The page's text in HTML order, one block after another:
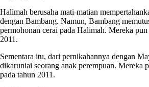
Halimah berusaha mati-matian
dengan Bambang. Namun, Bambang
permohonan cerai pada Halimah. Mereka
2011.
Sementara itu, dari pernikahannya dengan
dikaruniai seorang anak perempuan. Mereka
pada tahun 2011.